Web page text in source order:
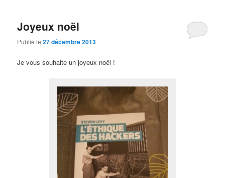
Joyeux noël
Publié le27 décembre 2013
Je vous souhaite un joyeux noël !